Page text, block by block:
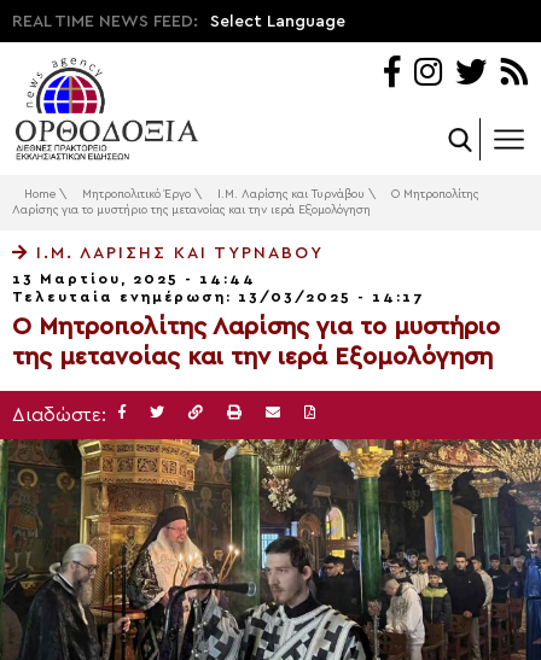
REAL TIME NEWS FEED: Select Language
Home \ Μητροπολιτικό Έργο \ Ι.Μ. Λαρίσης και Τυρνάβου \
Ο Μητροπολίτης
Λαρίσης για το μυστήριο της μετανοίας και την ιερά Εξομολόγηση
Ι.Μ. ΛΑΡΊΣΗΣ ΚΑΙ ΤΥΡΝΆΒΟΥ
13 Μαρτίου, 2025 - 14:44
Τελευταία ενημέρωση: 13/03/2025 - 14:17
Ο Μητροπολίτης Λαρίσης για το μυστήριο
της μετανοίας και την ιερά Εξομολόγηση
Διαδώστε: